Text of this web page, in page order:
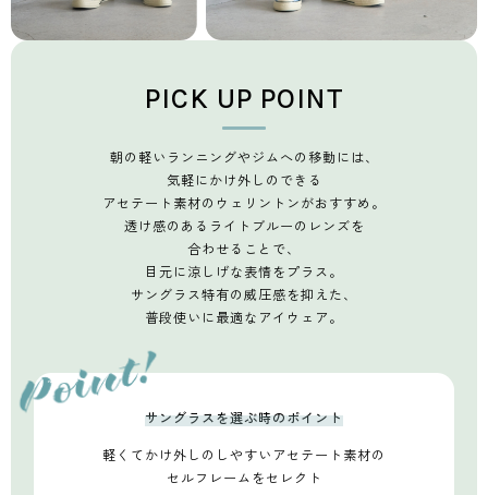
PICK UP POINT
朝の軽いランニングやジムへの移動には、
気軽にかけ外しのできる
アセテート素材のウェリントンがおすすめ。
透け感のあるライトブルーのレンズを
合わせることで、
目元に涼しげな表情をプラス。
サングラス特有の威圧感を抑えた、
普段使いに最適なアイウェア。
サングラスを選ぶ時のポイント
軽くてかけ外しのしやすい アセテート素材の
セルフレームをセレクト